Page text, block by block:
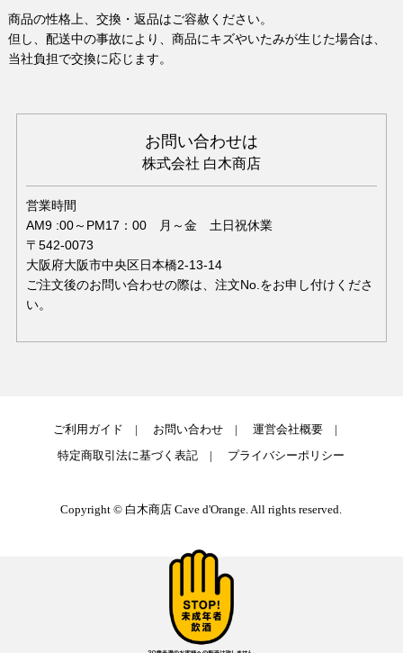
商品の性格上、交換・返品はご容赦ください。
但し、配送中の事故により、商品にキズやいたみが生じた場合は、
当社負担で交換に応じます。
お問い合わせは
株式会社 白木商店
営業時間
AM9 :00～PM17：00 月～金 土日祝休業
〒542-0073
大阪府大阪市中央区日本橋2-13-14
ご注文後のお問い合わせの際は、注文No.をお申し付けくださ
い。
ご利用ガイド お問い合わせ
運営会社概要
特定商取引法に基づく表記
プライバシーポリシー
Copyright © 白木商店 Cave d'Orange. All rights reserved.